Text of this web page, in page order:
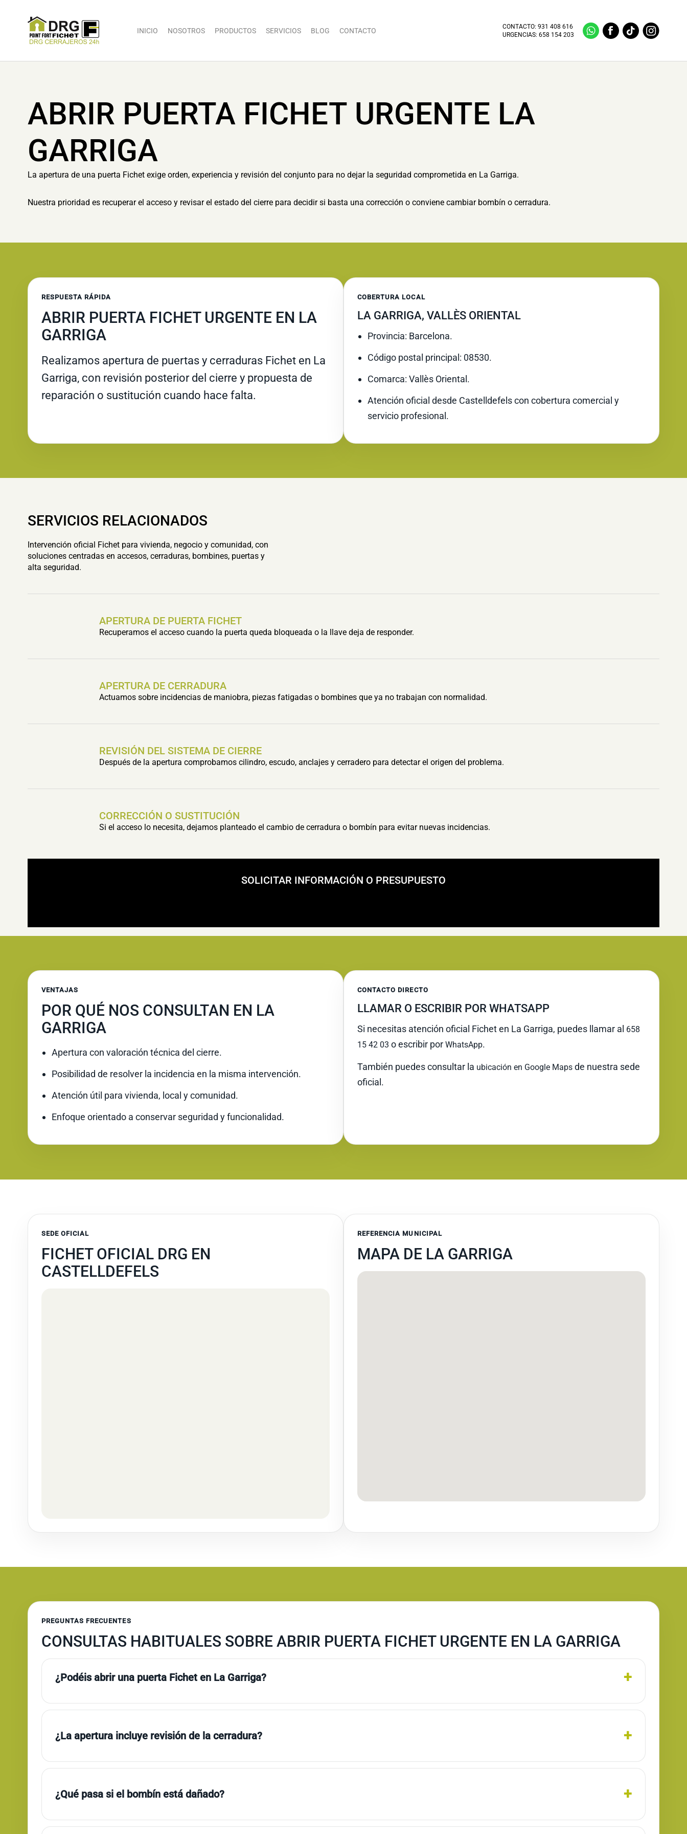
INICIO NOSOTROS PRODUCTOS SERVICIOS BLOG CONTACTO
CONTACTO:931 408 616
URGENCIAS:658 154 203
ABRIR PUERTA FICHET URGENTE LA
GARRIGA
La apertura de una puerta Fichet exige orden, experiencia y revisión del conjunto para no dejar la seguridad comprometida en La Garriga.
Nuestra prioridad es recuperar el acceso y revisar el estado del cierre para decidir si basta una corrección o conviene cambiar bombín o cerradura.
RESPUESTA RÁPIDA
ABRIR PUERTA FICHET URGENTE EN LA
GARRIGA
Realizamos apertura de puertas y cerraduras Fichet en La
Garriga, con revisión posterior del cierre y propuesta de
reparación o sustitución cuando hace falta.
COBERTURA LOCAL
LA GARRIGA, VALLÈS ORIENTAL
Provincia: Barcelona.
Código postal principal: 08530.
Comarca: Vallès Oriental.
Atención oficial desde Castelldefels con cobertura comercial y
servicio profesional.
SERVICIOS RELACIONADOS
Intervención oficial Fichet para vivienda, negocio y comunidad, con
soluciones centradas en accesos, cerraduras, bombines, puertas y
alta seguridad.
APERTURA DE PUERTA FICHET
Recuperamos el acceso cuando la puerta queda bloqueada o la llave deja de responder.
APERTURA DE CERRADURA
Actuamos sobre incidencias de maniobra, piezas fatigadas o bombines que ya no trabajan con normalidad.
REVISIÓN DEL SISTEMA DE CIERRE
Después de la apertura comprobamos cilindro, escudo, anclajes y cerradero para detectar el origen del problema.
CORRECCIÓN O SUSTITUCIÓN
Si el acceso lo necesita, dejamos planteado el cambio de cerradura o bombín para evitar nuevas incidencias.
SOLICITAR INFORMACIÓN O PRESUPUESTO
VENTAJAS
POR QUÉ NOS CONSULTAN EN LA
GARRIGA
Apertura con valoración técnica del cierre.
Posibilidad de resolver la incidencia en la misma intervención.
Atención útil para vivienda, local y comunidad.
Enfoque orientado a conservar seguridad y funcionalidad.
CONTACTO DIRECTO
LLAMAR O ESCRIBIR POR WHATSAPP
Si necesitas atención oficial Fichet en La Garriga, puedes llamar al 658
15 42 03 o escribir por WhatsApp.
También puedes consultar la ubicación en Google Maps de nuestra sede
oficial.
SEDE OFICIAL
FICHET OFICIAL DRG EN
CASTELLDEFELS
REFERENCIA MUNICIPAL
MAPA DE LA GARRIGA
PREGUNTAS FRECUENTES
CONSULTAS HABITUALES SOBRE ABRIR PUERTA FICHET URGENTE EN LA GARRIGA
¿Podéis abrir una puerta Fichet en La Garriga?
¿La apertura incluye revisión de la cerradura?
¿Qué pasa si el bombín está dañado?